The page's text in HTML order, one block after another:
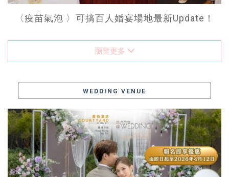
〈疫苗氣泡 〉可搞百人婚宴場地最新Update！
瀏覽更多
WEDDING VENUE